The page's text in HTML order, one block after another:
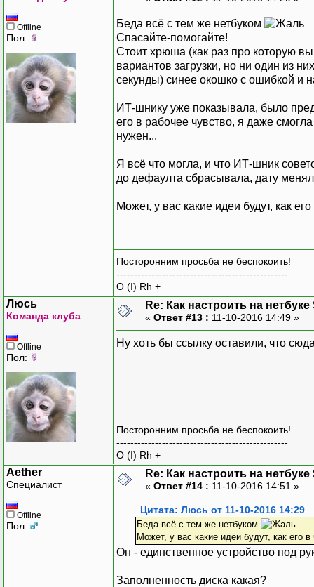
Offline
Пол:
Беда всё с тем же нетбуком
Спасайте-помогайте!
Стоит хрюша (как раз про которую
вариантов загрузки, но ни один из
секунды) синее окошко с ошибкой и
ИТ-шнику уже показывала, было
его в рабочее чувство, я даже
нужен...
Я всё что могла, и что ИТ-шник
до дефаулта сбрасывала, дату
Может, у вас какие идеи будут, как
Посторонним просьба не беспокоить!
-------------------------------------------------
O (I) Rh +
Люсь
Команда клуба
Offline
Пол:
Re: Как настроить на
« Ответ #13 : 11-10-2016 14:49 »
Ну хоть бы ссылку оставили, что
Посторонним просьба не беспокоить!
-------------------------------------------------
O (I) Rh +
Aether
Специалист
Offline
Пол:
Re: Как настроить на
« Ответ #14 : 11-10-2016 14:51 »
Цитата: Люсь от 11-10-2016 14:29
Беда всё с тем же нетбуком
Может, у вас какие идеи будут, как его
Он - единственное устройство под
Заполненность диска какая?